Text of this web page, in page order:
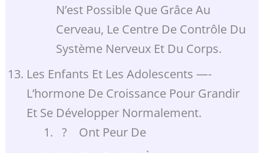
N’est Possible Que Grâce Au
Cerveau, Le Centre De Contrôle Du
Système Nerveux Et Du Corps.
Les Enfants Et Les Adolescents —-
L’hormone De Croissance Pour Grandir
Et Se Développer Normalement.
? Ont Peur De